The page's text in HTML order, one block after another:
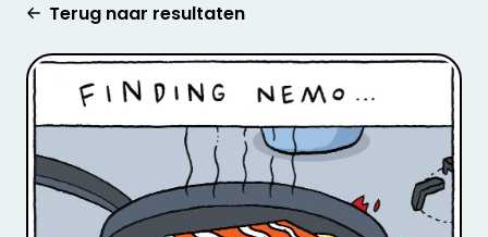
Terug naar resultaten